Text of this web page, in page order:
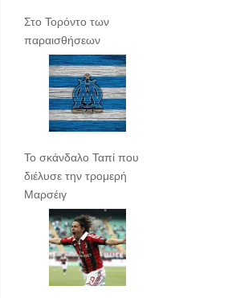
Στο Τορόντο των
παραισθήσεων
Το σκάνδαλο Ταπί που
διέλυσε την τρομερή
Μαρσέιγ